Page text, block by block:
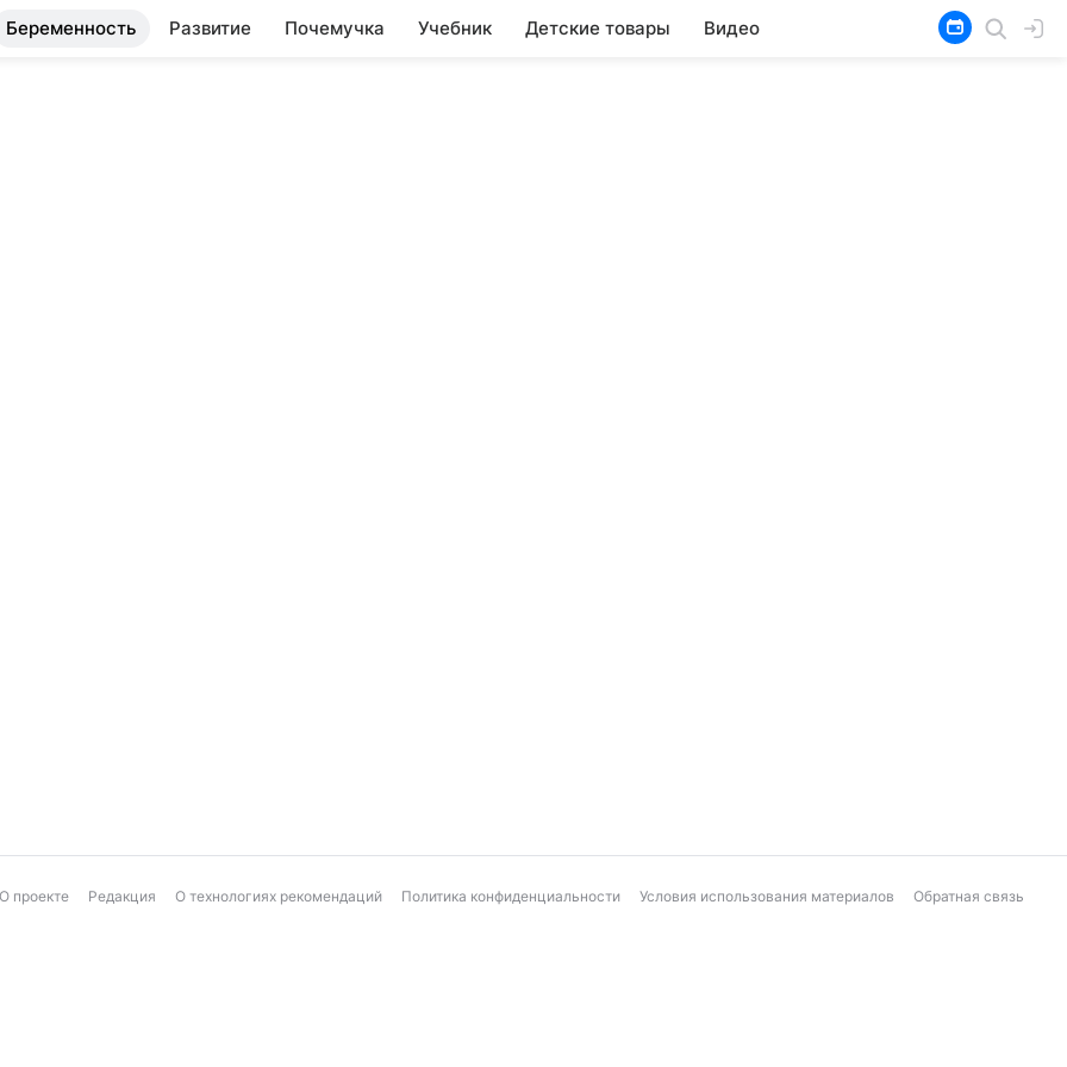
Беременность Развитие Почемучка Учебник Детские товары Видео
О проекте Редакция О технологиях рекомендаций Политика конфиденциальности Условия использования материалов Обратная связь